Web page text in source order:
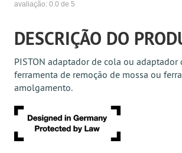
avaliação: 0.0 de 5
DESCRIÇÃO DO
PISTON adaptador de cola ou adaptador
ferramenta de remoção de mossa ou
amolgamento.